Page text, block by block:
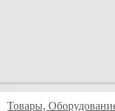
Товары,